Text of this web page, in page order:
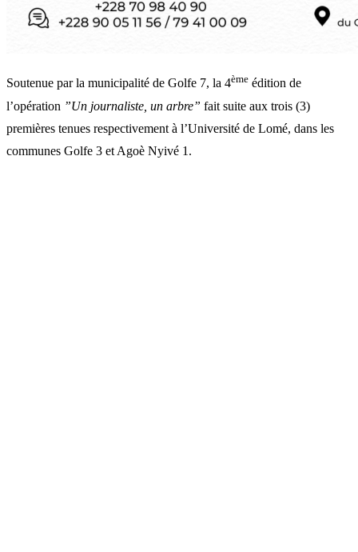
Soutenue par la municipalité de Golfe 7, la 4ème édition de
l’opération ”Un journaliste, un arbre” fait suite aux trois (3)
premières tenues respectivement à l’Université de Lomé, dans les
communes Golfe 3 et Agoè Nyivé 1.